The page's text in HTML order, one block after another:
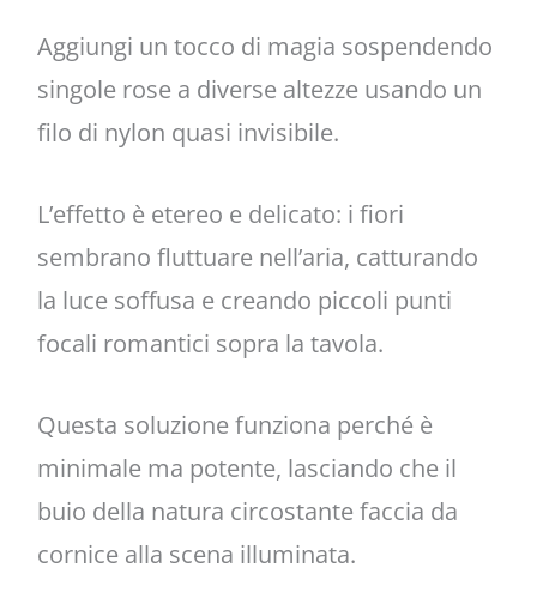
Aggiungi un tocco di magia sospendendo
singole rose a diverse altezze usando un
filo di nylon quasi invisibile.
L’effetto è etereo e delicato: i fiori
sembrano fluttuare nell’aria, catturando
la luce soffusa e creando piccoli punti
focali romantici sopra la tavola.
Questa soluzione funziona perché è
minimale ma potente, lasciando che il
buio della natura circostante faccia da
cornice alla scena illuminata.